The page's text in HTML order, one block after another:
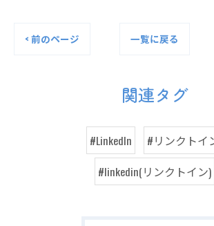
< 前のページ 一覧に戻る
関連タグ
#LinkedIn
#リンクトイ
#linkedin(リンクトイン)